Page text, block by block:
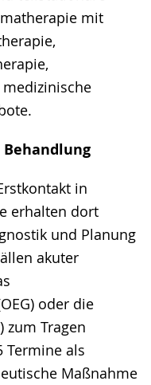
mit
in
erhalten dort
und Planung
akuter
oder die
zum Tragen
Termine als
Maßnahme